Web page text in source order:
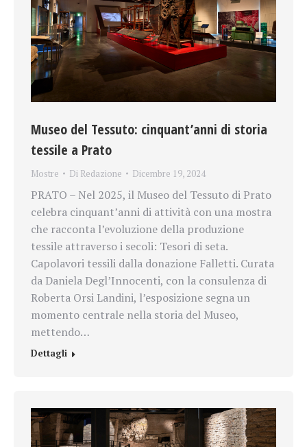
Museo del Tessuto: cinquant’anni di storia
tessile a Prato
Mostre Di Redazione Dicembre 19, 2024
PRATO – Nel 2025, il Museo del Tessuto di Prato
celebra cinquant’anni di attività con una mostra
che racconta l’evoluzione della produzione
tessile attraverso i secoli: Tesori di seta.
Capolavori tessili dalla donazione Falletti. Curata
da Daniela Degl’Innocenti, con la consulenza di
Roberta Orsi Landini, l’esposizione segna un
momento centrale nella storia del Museo,
mettendo…
Dettagli